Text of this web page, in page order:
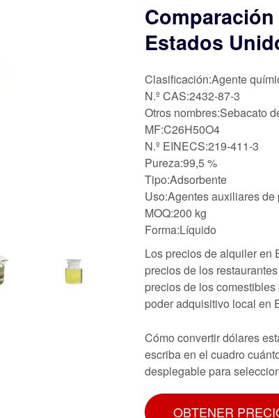
Estados
Clasificación:Agente
N.º CAS:2432-87-3
Otros nombres:Sebacato
MF:C26H50O4
N.º EINECS:219-411-3
Pureza:99,5 %
Tipo:Adsorbente
Uso:Agentes auxiliares
MOQ:200 kg
Forma:Líquido
Los precios de alquiler en
precios de los
precios de los
poder adquisitivo local en
Cómo convertir dólares
escriba en el cuadro
desplegable para
OBTENER